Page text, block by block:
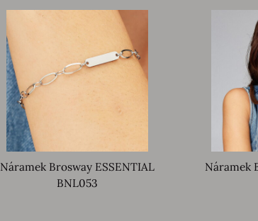
Náramek Brosway ESSENTIAL
BNL053
Náramek